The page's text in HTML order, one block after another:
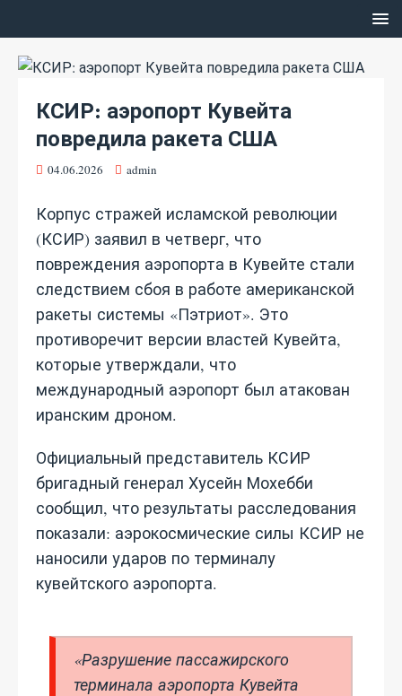
КСИР: аэропорт Кувейта
повредила ракета США
04.06.2026 admin
Корпус стражей исламской революции
(КСИР) заявил в четверг, что
повреждения аэропорта в Кувейте стали
следствием сбоя в работе американской
ракеты системы «Пэтриот». Это
противоречит версии властей Кувейта,
которые утверждали, что
международный аэропорт был атакован
иранским дроном.
Официальный представитель КСИР
бригадный генерал Хусейн Мохебби
сообщил, что результаты расследования
показали: аэрокосмические силы КСИР не
наносили ударов по терминалу
кувейтского аэропорта.
«Разрушение пассажирского
терминала аэропорта Кувейта